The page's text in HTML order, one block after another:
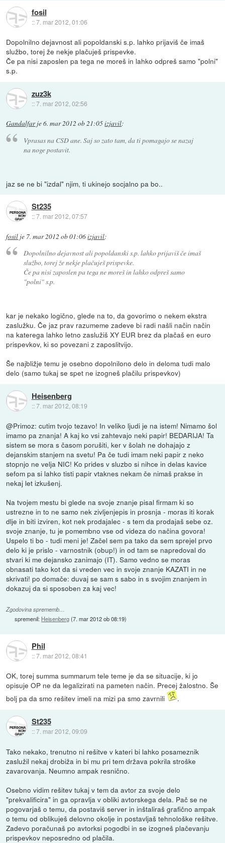
fosil
::7. mar 2012, 01:06
Dopolnilno dejavnost ali popoldanski s.p. lahko prijaviš če imaš
službo, torej že nekje plačuješ prispevke.
Če pa nisi zaposlen pa tega ne moreš in lahko odpreš samo "polni"
s.p.
zuz3k
::7. mar 2012, 02:56
Gandalfarje6. mar 2012 ob 21:05izjavil:
Vprasas na CSD ane. Saj so zato tam, da ti pomagajo se nazaj
na noge postavit.
jaz se ne bi "izdal" njim, ti ukinejo socjalno pa bo..
St235
::7. mar 2012, 07:57
fosil je 7. mar 2012 ob 01:06izjavil:
Dopolnilno dejavnost ali popoldanski s.p. lahko prijaviš če imaš
službo, torej že nekje plačuješ prispevke.
Če pa nisi zaposlen pa tega ne moreš in lahko odpreš samo
"polni" s.p.
kar je nekako logično, glede na to, da govorimo o nekem ekstra
zaslužku. Če jaz prav razumeme zadeve bi radi našli način način
na katerega lahko letno zaslužiš XY EUR brez da plačaš en euro
prispevkov, ki so povezani z zaposlitvijo.
Še najbližje temu je osebno dopolnilono delo in deloma tudi malo
delo (samo tukaj se spet ne izogneš plačilu prispevkov)
Heisenberg
::7. mar 2012, 08:19
@Primoz: cutim tvojo tezavo! In veliko ljudi je na istem! Nimamo šol
imamo pa znanja! A kaj ko vsi zahtevajo neki papir! BEDARIJA! Ta
sistem se mora s časom porušiti, ker v šolah ne dohajajo z
dejanskim stanjem na svetu! Pa če tudi imam neki papir z neko
stopnjo ne velja NIC! Ko prides v sluzbo si nihce in delas kavice
sefom pa si lahko tisti papir vtaknes nekam če nimaš prakse in
nekaj let izkušenj.
Na tvojem mestu bi glede na svoje znanje pisal firmam ki so
ustrezne in to ne samo nek zivljenjepis in prosnja - moras iti korak
dlje in biti izviren, kot nek prodajalec - s tem da prodajaš sebe oz.
svoje znanje, tu je pomembno vse od videza do načina govora!
Uspelo ti bo - tudi meni je! Začel sem pa tako da sem sprejel prvo
delo ki je prislo - varnostnik (obup!) in od tam se napredoval do
stvari ki me dejansko zanimajo (IT). Samo vedno se moras
obnasati tako kot da si vreden vec in svoje znanje KAZATI in ne
skrivati! po domače: duvaj se sam s sabo in s svojim znanjem in
dokazuj da si sposoben za kaj vec!
Zgodovina sprememb…
spremenil: Heisenberg(7. mar 2012 ob 08:19)
Phil
::7. mar 2012, 08:41
OK, torej summa summarum tele teme je da se situacije, ki jo
opisuje OP ne da legalizirati na pameten način. Precej žalostno. Še
bolj pa da smo rešitev imeli na mizi pa smo zavrnili
.
St235
::7. mar 2012, 09:09
Tako nekako, trenutno ni rešitve v kateri bi lahko posameznik
zaslužil nekaj drobiža in bi mu pri tem država pokrila stroške
zavarovanja. Neumno ampak resnično.
Osebno vidim rešitev tukaj v tem da avtor za svoje delo
"prekvalificira" in ga opravlja v obliki avtorskega dela. Pač se ne
pogovarjaš o temu, da postaviš server in inštaliraš grafično ampak
o temu od oblikuješ delovno okolje in postavljaš tehnološke rešitve.
Zadevo poračunaš po avtorksi pogodbi in se izogneš plačevanju
prispevkov neposredno od plačila.